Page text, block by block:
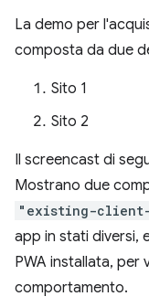
La demo per
composta da due
Sito 1
Sito 2
Il screencast di
Mostrano due
"existing-
app in stati diversi,
PWA installata, per
comportamento.